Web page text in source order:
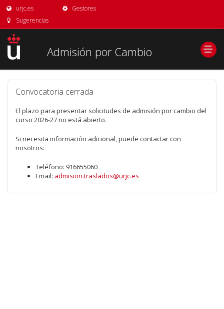
urjc.es
Sugerencias
Gestores
Admisión por Cambio
Convocatoria cerrada
El plazo para presentar solicitudes de admisión por cambio del
curso 2026-27 no está abierto.
Si necesita información adicional, puede contactar con
nosotros:
Teléfono: 916655060
Email: admision.traslados@urjc.es